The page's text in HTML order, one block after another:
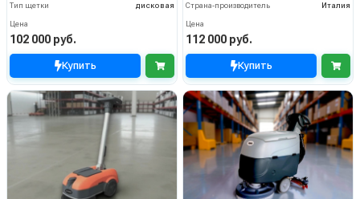
Тип щетки
дисковая
Цена
102 000 руб.
Купить
Страна-производитель
Италия
Цена
112 000 руб.
Купить